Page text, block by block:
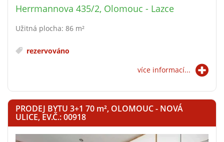
Herrmannova 435/2, Olomouc - Lazce
Užitná plocha: 86 m²
rezervováno
více informací...
PRODEJ BYTU 3+1 70 m², OLOMOUC - NOVÁ
ULICE, EV.Č.: 00918